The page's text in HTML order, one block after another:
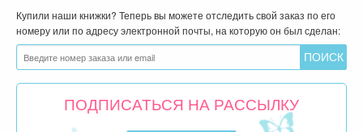
Купили наши книжки? Теперь вы можете отследить свой заказ по его
номеру или по адресу электронной почты, на которую он был сделан:
ПОДПИСАТЬСЯ НА РАССЫЛКУ